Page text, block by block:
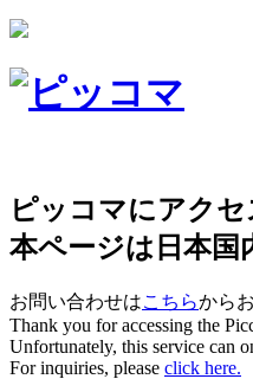
ピッコマにアク
本ページは日本国
お問い合わせはこちらから
Thank you for accessing the
Unfortunately, this service can
For inquiries, please click here.